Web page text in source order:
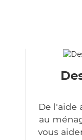
De l'aide
au
vous